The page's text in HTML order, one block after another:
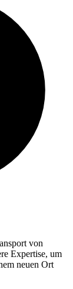
von
Expertise, um
neuen Ort